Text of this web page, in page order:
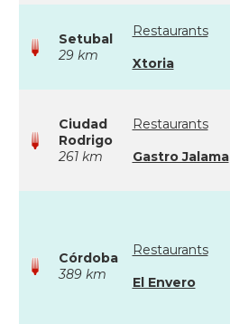
Setubal
29 km
Restaurants
Xtoria
Ciudad
Rodrigo
261 km
Restaurants
Gastro Jalama
Córdoba
389 km
Restaurants
El Envero